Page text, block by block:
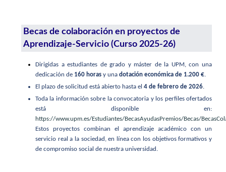
Becas de colaboración en proyectos de
Aprendizaje-Servicio (Curso 2025-26)
Dirigidas a estudiantes de grado y máster de la UPM, con una
dedicación de 160 horas y una dotación económica de 1.200 €
El plazo de solicitud está abierto hasta el 4 de febrero de 2026.
Toda la información sobre la convocatoria y los perfiles ofertados
está disponible en:
https://www.upm.es/Estudiantes/BecasAyudasPremios/Becas/
Estos proyectos combinan el aprendizaje académico con un
servicio real a la sociedad, en línea con los objetivos formativos y
de compromiso social de nuestra universidad.